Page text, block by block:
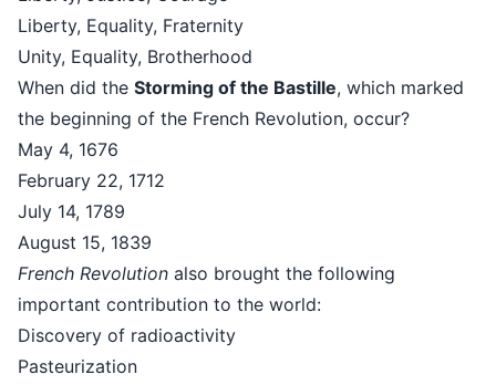
Liberty, Equality, Fraternity
Unity, Equality, Brotherhood
When did the Storming of the Bastille, which marked
the beginning of the French Revolution, occur?
May 4, 1676
February 22, 1712
July 14, 1789
August 15, 1839
French Revolution also brought the following
important contribution to the world:
Discovery of radioactivity
Pasteurization